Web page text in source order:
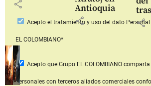
share
Antioquia
share share
Acepto el tratamiento y uso del dato Personal
EL COLOMBIANO*
Acepto que Grupo EL COLOMBIANO
personales con terceros aliados comerciales